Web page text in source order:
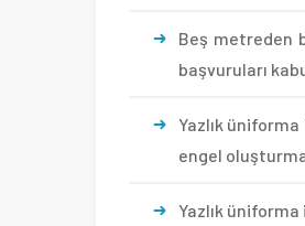
Beş metreden
başvuruları
Yazlık
engel
Yazlık